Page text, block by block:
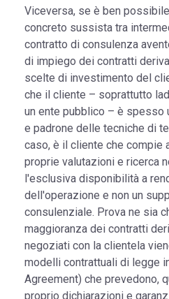
Viceversa, se è ben
concreto sussista tra
contratto di consulenza
di impiego dei contratti
scelte di investimento del
che il cliente – soprattutto
un ente pubblico – è spesso
e padrone delle tecniche di
caso, è il cliente che compie
proprie valutazioni e ricerca
l'esclusiva disponibilità a
dell'operazione e non un
consulenziale. Prova ne sia
maggioranza dei contratti
negoziati con la clientela
modelli contrattuali di legge
Agreement) che prevedono,
proprio dichiarazioni e